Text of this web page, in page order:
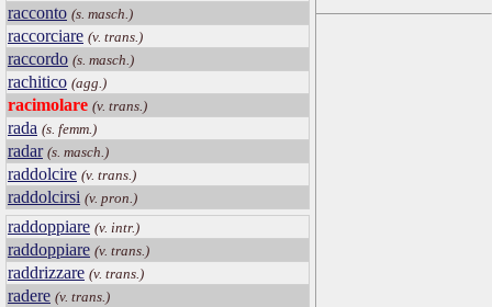
racconto (s. masch.)
raccorciare (v. trans.)
raccordo (s. masch.)
rachitico (agg.)
racimolare (v. trans.)
rada (s. femm.)
radar (s. masch.)
raddolcire (v. trans.)
raddolcirsi (v. pron.)
raddoppiare (v. intr.)
raddoppiare (v. trans.)
raddrizzare (v. trans.)
radere (v. trans.)